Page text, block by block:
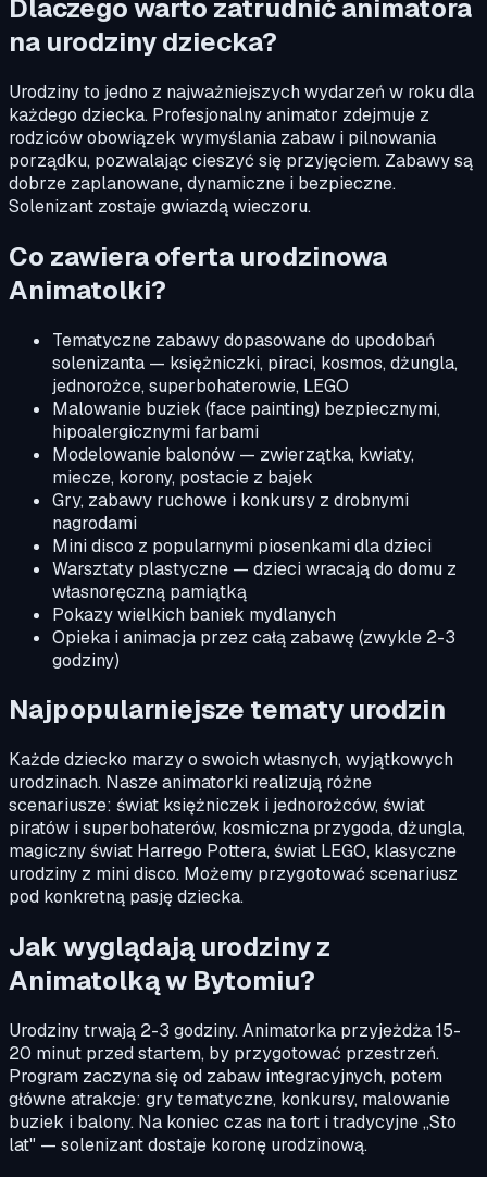
Dlaczego warto zatrudnić animatora
na urodziny dziecka?
Urodziny to jedno z najważniejszych wydarzeń w roku dla
każdego dziecka. Profesjonalny animator zdejmuje z
rodziców obowiązek wymyślania zabaw i pilnowania
porządku, pozwalając cieszyć się przyjęciem. Zabawy są
dobrze zaplanowane, dynamiczne i bezpieczne.
Solenizant zostaje gwiazdą wieczoru.
Co zawiera oferta urodzinowa
Animatolki?
Tematyczne zabawy dopasowane do upodobań
solenizanta — księżniczki, piraci, kosmos, dżungla,
jednorożce, superbohaterowie, LEGO
Malowanie buziek (face painting) bezpiecznymi,
hipoalergicznymi farbami
Modelowanie balonów — zwierzątka, kwiaty,
miecze, korony, postacie z bajek
Gry, zabawy ruchowe i konkursy z drobnymi
nagrodami
Mini disco z popularnymi piosenkami dla dzieci
Warsztaty plastyczne — dzieci wracają do domu z
własnoręczną pamiątką
Pokazy wielkich baniek mydlanych
Opieka i animacja przez całą zabawę (zwykle 2-3
godziny)
Najpopularniejsze tematy urodzin
Każde dziecko marzy o swoich własnych, wyjątkowych
urodzinach. Nasze animatorki realizują różne
scenariusze: świat księżniczek i jednorożców, świat
piratów i superbohaterów, kosmiczna przygoda, dżungla,
magiczny świat Harrego Pottera, świat LEGO, klasyczne
urodziny z mini disco. Możemy przygotować scenariusz
pod konkretną pasję dziecka.
Jak wyglądają urodziny z
Animatolką w Bytomiu?
Urodziny trwają 2-3 godziny. Animatorka przyjeżdża 15-
20 minut przed startem, by przygotować przestrzeń.
Program zaczyna się od zabaw integracyjnych, potem
główne atrakcje: gry tematyczne, konkursy, malowanie
buziek i balony. Na koniec czas na tort i tradycyjne „Sto
lat" — solenizant dostaje koronę urodzinową.